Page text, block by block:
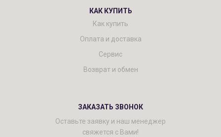
КАК КУПИТЬ
Как купить
Оплата и доставка
Сервис
Возврат и обмен
ЗАКАЗАТЬ ЗВОНОК
Оставьте заявку и наш менеджер
свяжется с Вами!